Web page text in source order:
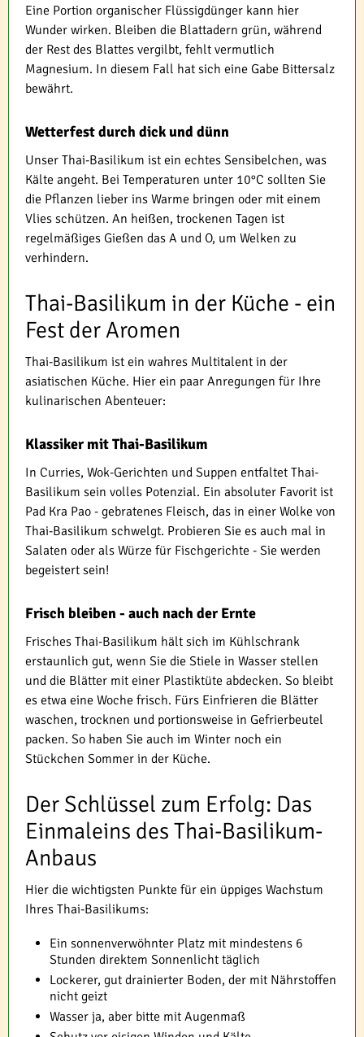
Eine Portion organischer Flüssigdünger kann hier
Wunder wirken. Bleiben die Blattadern grün, während
der Rest des Blattes vergilbt, fehlt vermutlich
Magnesium. In diesem Fall hat sich eine Gabe Bittersalz
bewährt.
Wetterfest durch dick und dünn
Unser Thai-Basilikum ist ein echtes Sensibelchen, was
Kälte angeht. Bei Temperaturen unter 10°C sollten Sie
die Pflanzen lieber ins Warme bringen oder mit einem
Vlies schützen. An heißen, trockenen Tagen ist
regelmäßiges Gießen das A und O, um Welken zu
verhindern.
Thai-Basilikum in der Küche - ein
Fest der Aromen
Thai-Basilikum ist ein wahres Multitalent in der
asiatischen Küche. Hier ein paar Anregungen für Ihre
kulinarischen Abenteuer:
Klassiker mit Thai-Basilikum
In Curries, Wok-Gerichten und Suppen entfaltet Thai-
Basilikum sein volles Potenzial. Ein absoluter Favorit ist
Pad Kra Pao - gebratenes Fleisch, das in einer Wolke von
Thai-Basilikum schwelgt. Probieren Sie es auch mal in
Salaten oder als Würze für Fischgerichte - Sie werden
begeistert sein!
Frisch bleiben - auch nach der Ernte
Frisches Thai-Basilikum hält sich im Kühlschrank
erstaunlich gut, wenn Sie die Stiele in Wasser stellen
und die Blätter mit einer Plastiktüte abdecken. So bleibt
es etwa eine Woche frisch. Fürs Einfrieren die Blätter
waschen, trocknen und portionsweise in Gefrierbeutel
packen. So haben Sie auch im Winter noch ein
Stückchen Sommer in der Küche.
Der Schlüssel zum Erfolg: Das
Einmaleins des Thai-Basilikum-
Anbaus
Hier die wichtigsten Punkte für ein üppiges Wachstum
Ihres Thai-Basilikums:
Ein sonnenverwöhnter Platz mit mindestens 6
Stunden direktem Sonnenlicht täglich
Lockerer, gut drainierter Boden, der mit Nährstoffen
nicht geizt
Wasser ja, aber bitte mit Augenmaß